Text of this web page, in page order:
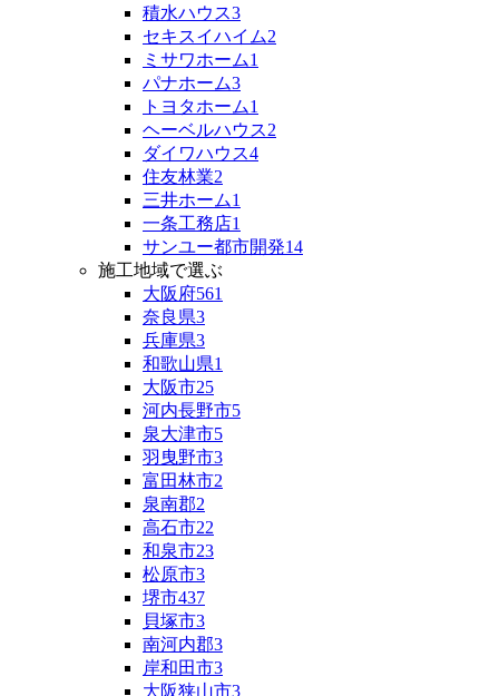
積水ハウス3
セキスイハイム2
ミサワホーム1
パナホーム3
トヨタホーム1
ヘーベルハウス2
ダイワハウス4
住友林業2
三井ホーム1
一条工務店1
サンユー都市開発14
施工地域で選ぶ
大阪府561
奈良県3
兵庫県3
和歌山県1
大阪市25
河内長野市5
泉大津市5
羽曳野市3
富田林市2
泉南郡2
高石市22
和泉市23
松原市3
堺市437
貝塚市3
南河内郡3
岸和田市3
大阪狭山市3